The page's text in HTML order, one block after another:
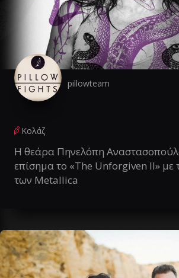
pillowteam
Κολάζ
Η θεάρα Πηνελόπη
επίσημα το «The Unforgiven II» με
των Metallica